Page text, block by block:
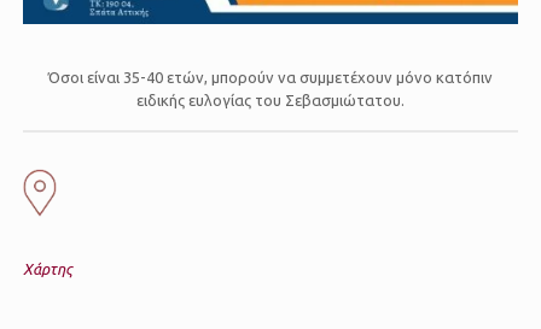
Όσοι είναι 35-40 ετών, μπορούν να συμμετέχουν μόνο κατόπιν
ειδικής ευλογίας του Σεβασμιώτατου.
Χάρτης